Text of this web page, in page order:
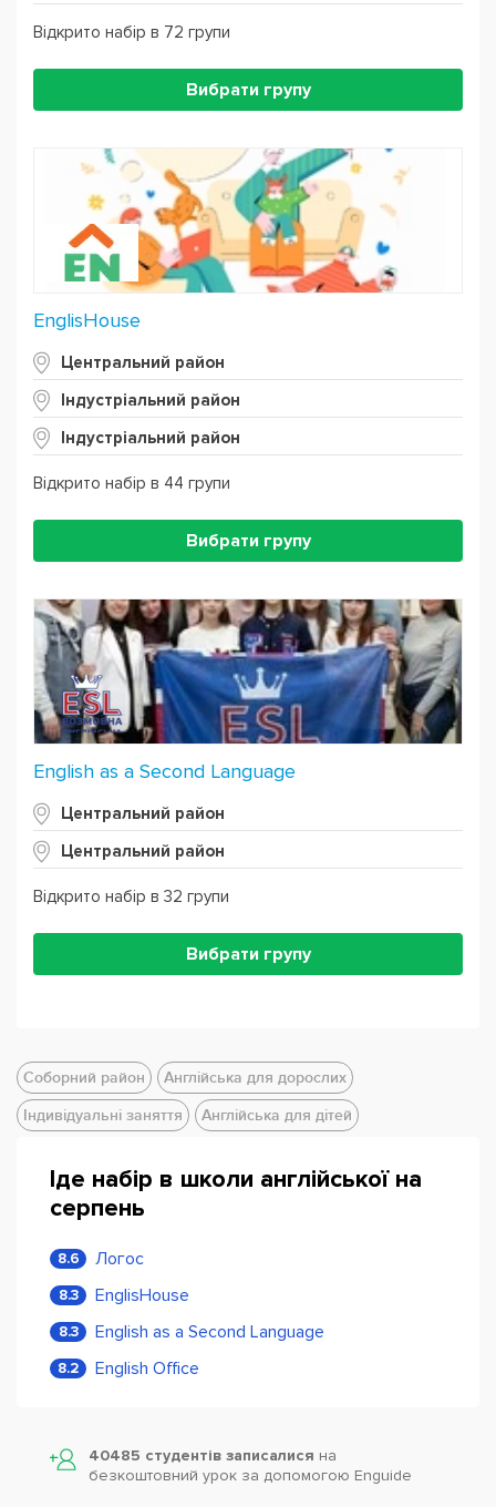
Відкрито набір в 72 групи
Вибрати групу
EnglisHouse
Центральний район
Індустріальний район
Індустріальний район
Відкрито набір в 44 групи
Вибрати групу
English as a Second Language
Центральний район
Центральний район
Відкрито набір в 32 групи
Вибрати групу
Соборний район
Англійська для дорослих
Індивідуальні заняття
Англійська для дітей
Іде набір в школи англійської на
серпень
8.6 Логос
8.3 EnglisHouse
8.3 English as a Second Language
8.2 English Office
40485 студентів записалися на
безкоштовний урок за допомогою Enguide